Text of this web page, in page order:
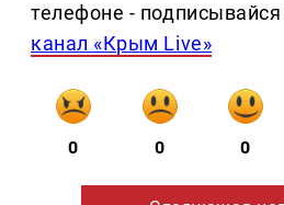
телефоне - подписывайся
канал «Крым Live»
0 0 0